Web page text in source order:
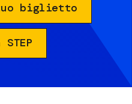
biglietto